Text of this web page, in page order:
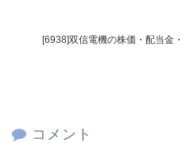
[6938]双信電機の株価・配当金
コメント